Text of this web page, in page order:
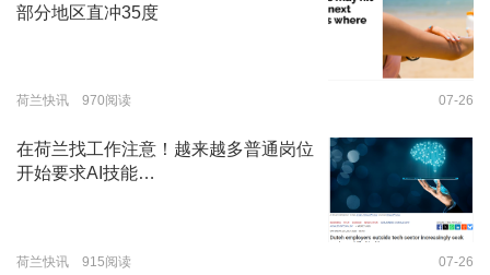
部分地区直冲35度
荷兰快讯 970阅读 07-26
在荷兰找工作注意！越来越多普通岗位
开始要求AI技能…
荷兰快讯 915阅读 07-26